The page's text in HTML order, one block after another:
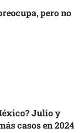
pero no
Julio y
casos en 2024